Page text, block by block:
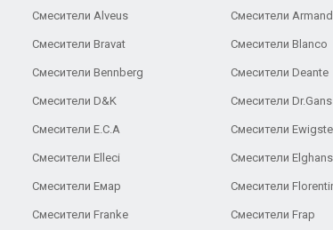
Смесители Alveus Смесители
Смесители Bravat Смесители Blanco
Смесители Bennberg Смесители Deante
Смесители D&K Смесители Dr.Gans
Смесители E.C.A Cмесители
Смесители Elleci Смесители
Смесители Емар Смесители
Смесители Franke Смесители Frap